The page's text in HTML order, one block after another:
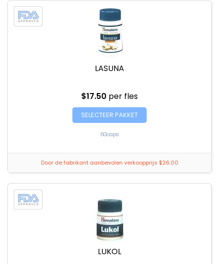
LASUNA
$17.50 per fles
SELECTEER PAKKET
60caps
Door de fabrikant aanbevolen verkoopprijs $26.00
LUKOL